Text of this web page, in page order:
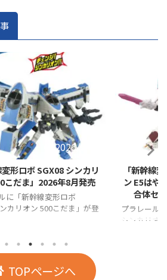
2026/6/30
変形ロボ SGX08 シンカリ
こだま」2026年8月発売
に「新幹線変形ロボ
カリオン 500こだま」が登
「新幹線
ン E5はや
合体セ
プラレール
シンカリオ
TOPページへ